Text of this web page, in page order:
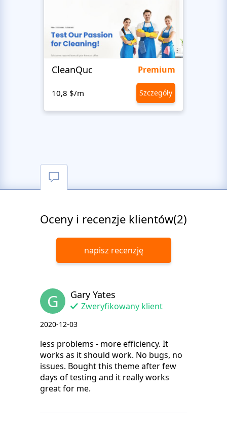
CleanQuc Premium
10,8 $/m Szczegóły
Oceny i recenzje klientów(2)
napisz recenzję
G Gary Yates
Zweryfikowany klient
2020-12-03
less problems - more efficiency. It
works as it should work. No bugs, no
issues. Bought this theme after few
days of testing and it really works
great for me.